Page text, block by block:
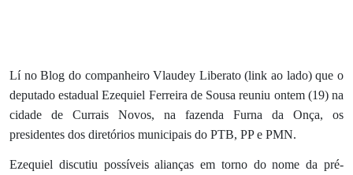
Lí no Blog do companheiro Vlaudey Liberato (link ao lado) que o
deputado estadual Ezequiel Ferreira de Sousa reuniu ontem (19) na
cidade de Currais Novos, na fazenda Furna da Onça, os
presidentes dos diretórios municipais do PTB, PP e PMN.
Ezequiel discutiu possíveis alianças em torno do nome da pré-